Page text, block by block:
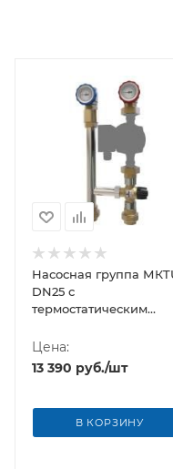
Насосная группа
DN25 с
термостатическим
насоса
Цена:
13 390 руб./шт
В КОРЗИНУ